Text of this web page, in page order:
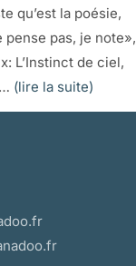
qu’est la poésie,
pense pas, je note»,
L’Instinct de ciel,
(lire la suite)